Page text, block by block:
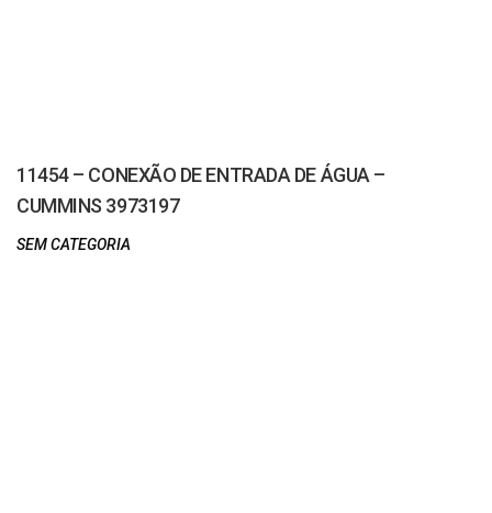
11454 – CONEXÃO DE ENTRADA DE ÁGUA –
CUMMINS 3973197
SEM CATEGORIA